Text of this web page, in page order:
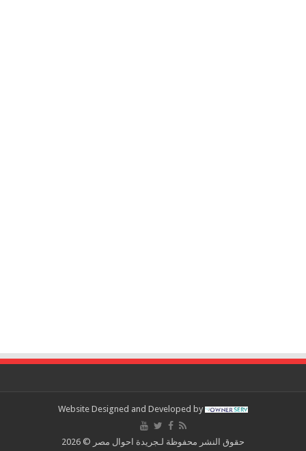
Website Designed and Developed by
حقوق النشر محفوظة لـجريدة احوال مصر © 2026